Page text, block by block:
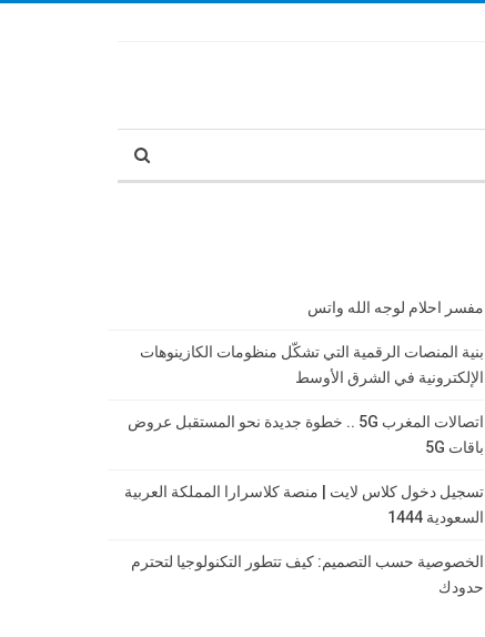
مفسر احلام لوجه الله واتس
بنية المنصات الرقمية التي تشكّل منظومات الكازينوهات
الإلكترونية في الشرق الأوسط
اتصالات المغرب 5G .. خطوة جديدة نحو المستقبل عروض
باقات 5G
تسجيل دخول كلاس لايت | منصة كلاسرارا المملكة العربية
السعودية 1444
الخصوصية حسب التصميم: كيف تتطور التكنولوجيا لتحترم
حدودك